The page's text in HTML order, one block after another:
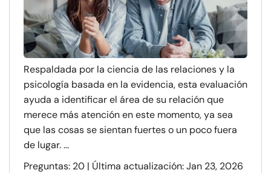
Respaldada por la ciencia de las relaciones y la
psicología basada en la evidencia, esta evaluación
ayuda a identificar el área de su relación que
merece más atención en este momento, ya sea
que las cosas se sientan fuertes o un poco fuera
de lugar. ...
Preguntas: 20 | Última actualización: Jan 23, 2026